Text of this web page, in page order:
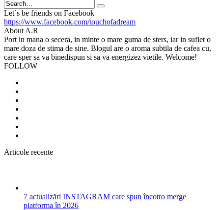
Search
Let`s be friends on Facebook
https://www.facebook.com/touchofadream
About A.R
Port in mana o secera, in minte o mare guma de sters, iar in suflet o
mare doza de stima de sine. Blogul are o aroma subtila de cafea cu,
care sper sa va binedispun si sa va energizez vietile. Welcome!
FOLLOW
Articole recente
7 actualizări INSTAGRAM care spun încotro merge
platforma în 2026